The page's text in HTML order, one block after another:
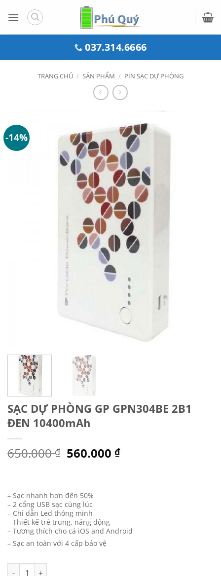
qua
037.314.6666
TRANG CHỦ / SẢN PHẨM / PIN SẠC DỰ PHÒNG
-14%
SẠC DỰ PHÒNG GP GPN304BE 2B1
ĐEN 10400mAh
650.000₫ Giá
560.000₫Giá
– Sạc nhanh hơn đến 50%
– 2 cổng USB sạc cùng lúc
– Chỉ dẫn Led thông minh
– Thiết kế trẻ trung, năng động
– Tương thích cho cả iOS and Android
– Sạc an toàn với 4 cấp bảo vệ
SẠC DỰ PHÒNG GP GPN304BE 2B1 ĐEN 10400mAh số lượng